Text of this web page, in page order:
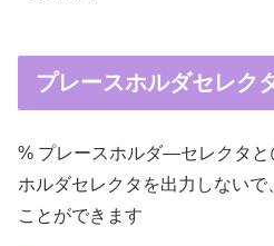
プレースホルダセレク
% プレースホルダ―セレクタと
ホルダセレクタを出力しない
ことができます